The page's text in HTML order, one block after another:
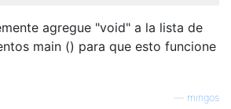
agregue "void" a la lista de
main () para que esto funcione
mingos